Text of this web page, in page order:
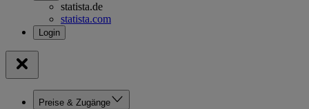
statista.de
statista.com
Preise & Zugänge